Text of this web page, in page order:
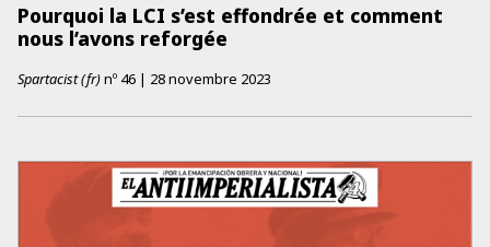
Pourquoi la LCI s’est effondrée et comment
nous l’avons reforgée
Spartacist (fr)nº 46 | 28 novembre 2023